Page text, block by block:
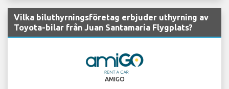
Vilka biluthyrningsföretag erbjuder uthyrning av
Toyota-bilar från Juan Santamaría Flygplats?
AMIGO